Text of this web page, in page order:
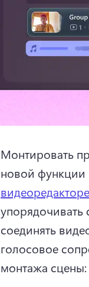
Монтировать
новой функции
упорядочивать
соединять
голосовое
монтажа